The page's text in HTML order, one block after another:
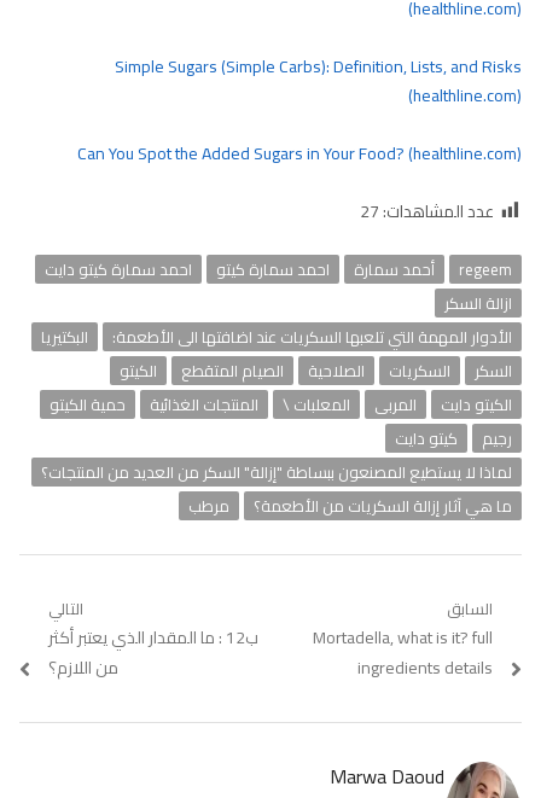
(healthline.com)
Simple Sugars (Simple Carbs): Definition, Lists, and Risks
(healthline.com)
Can You Spot the Added Sugars in Your Food? (healthline.com)
عدد المشاهدات:27
regeem أحمد سمارة احمد سمارة كيتو
احمد سمارة كيتو دايت
ازالة السكر
الأدوار المهمة التي تلعبها السكريات عند اضافتها الى الأطعمة:
البكتيريا
السكر
السكريات الصلاحية الصيام المتقطع
الكيتو
الكيتو دايت
المربى المعلبات \ المنتجات الغذائية
حمية الكيتو
رجيم
كيتو دايت
لماذا لا يستطيع المصنعون ببساطة "إزالة" السكر من العديد من المنتجات؟
ما هي آثار إزالة السكريات من الأطعمة؟
مرطب
تصفّح
المقالات
السابق
Previous
post:
Mortadella, what is it? full
ingredients details
التالي
Next ب12 : ما المقدار الذي يعتبر أكثر
من اللازم؟
Marwa Daoud